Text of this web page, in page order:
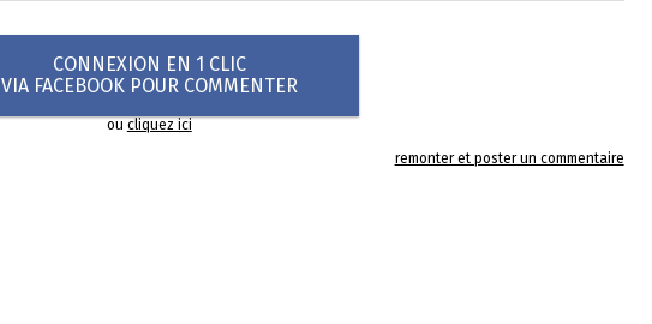
CONNEXION EN 1 CLIC
VIA FACEBOOK POUR COMMENTER
oucliquez ici
remonter et poster un commentaire